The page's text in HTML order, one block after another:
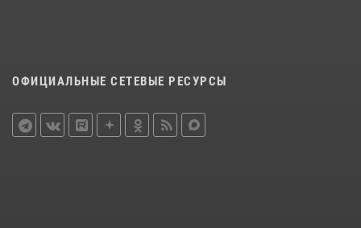
ОФИЦИАЛЬНЫЕ СЕТЕВЫЕ РЕСУРСЫ